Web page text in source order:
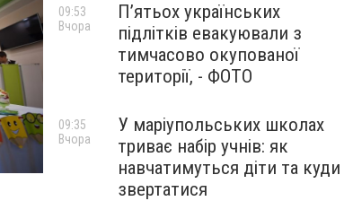
П’ятьох українських
підлітків евакуювали з
тимчасово окупованої
території, - ФОТО
09:53
Вчора
У маріупольських школах
триває набір учнів: як
навчатимуться діти та куди
звертатися
09:35
Вчора